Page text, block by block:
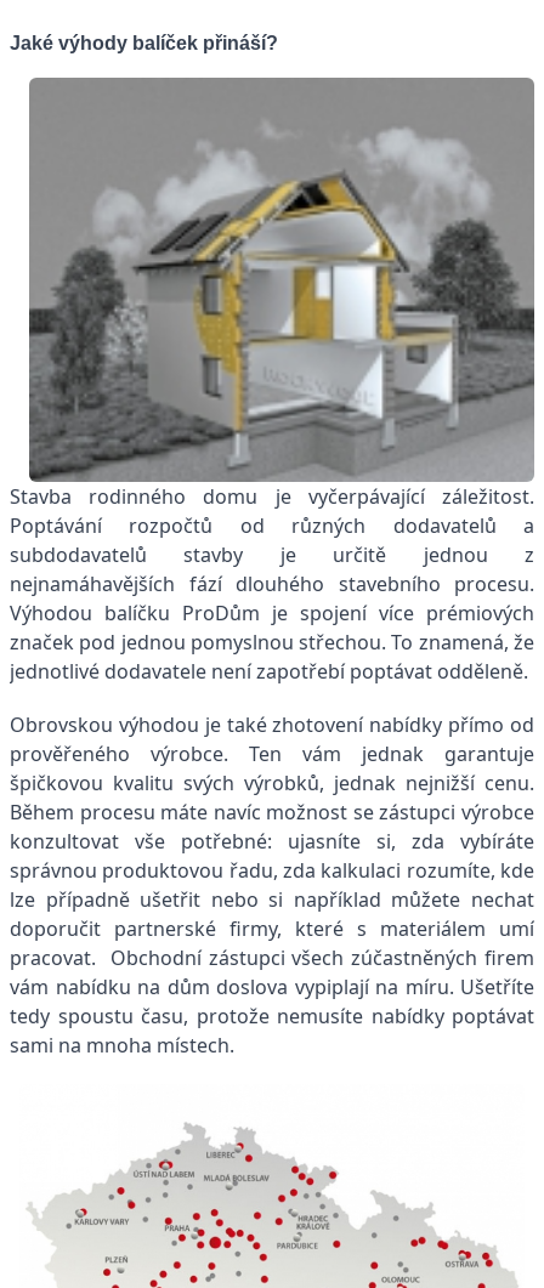
Jaké výhody balíček přináší?
Stavba rodinného domu je vyčerpávající záležitost.
Poptávání rozpočtů od různých dodavatelů a
subdodavatelů stavby je určitě jednou z
nejnamáhavějších fází dlouhého stavebního procesu.
Výhodou balíčku ProDům je spojení více prémiových
značek pod jednou pomyslnou střechou. To znamená, že
jednotlivé dodavatele není zapotřebí poptávat odděleně.
Obrovskou výhodou je také zhotovení nabídky přímo od
prověřeného výrobce. Ten vám jednak garantuje
špičkovou kvalitu svých výrobků, jednak nejnižší cenu.
Během procesu máte navíc možnost se zástupci výrobce
konzultovat vše potřebné: ujasníte si, zda vybíráte
správnou produktovou řadu, zda kalkulaci rozumíte, kde
lze případně ušetřit nebo si například můžete nechat
doporučit partnerské firmy, které s materiálem umí
pracovat. Obchodní zástupci všech zúčastněných firem
vám nabídku na dům doslova vypiplají na míru. Ušetříte
tedy spoustu času, protože nemusíte nabídky poptávat
sami na mnoha místech.